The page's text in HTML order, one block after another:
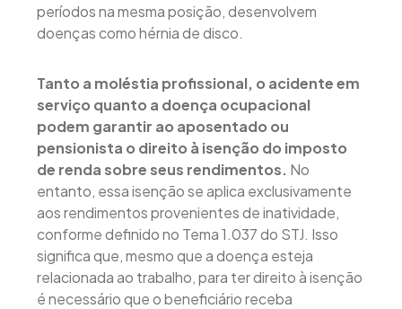
períodos na mesma posição, desenvolvem
doenças como hérnia de disco.
Tanto a moléstia profissional, o acidente em
serviço quanto a doença ocupacional
podem garantir ao aposentado ou
pensionista o direito à isenção do imposto
de renda sobre seus rendimentos. No
entanto, essa isenção se aplica exclusivamente
aos rendimentos provenientes de inatividade,
conforme definido no Tema 1.037 do STJ. Isso
significa que, mesmo que a doença esteja
relacionada ao trabalho, para ter direito à isenção
é necessário que o beneficiário receba